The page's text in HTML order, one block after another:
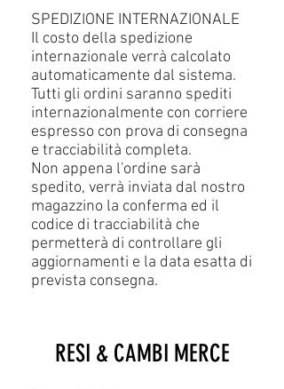
SPEDIZIONE INTERNAZIONALE
Il costo della spedizione
internazionale verrà calcolato
automaticamente dal sistema.
Tutti gli ordini saranno spediti
internazionalmente con corriere
espresso con prova di consegna
e tracciabilità completa.
Non appena l'ordine sarà
spedito, verrà inviata dal nostro
magazzino la conferma ed il
codice di tracciabilità che
permetterà di controllare gli
aggiornamenti e la data esatta di
prevista consegna.
RESI & CAMBI MERCE